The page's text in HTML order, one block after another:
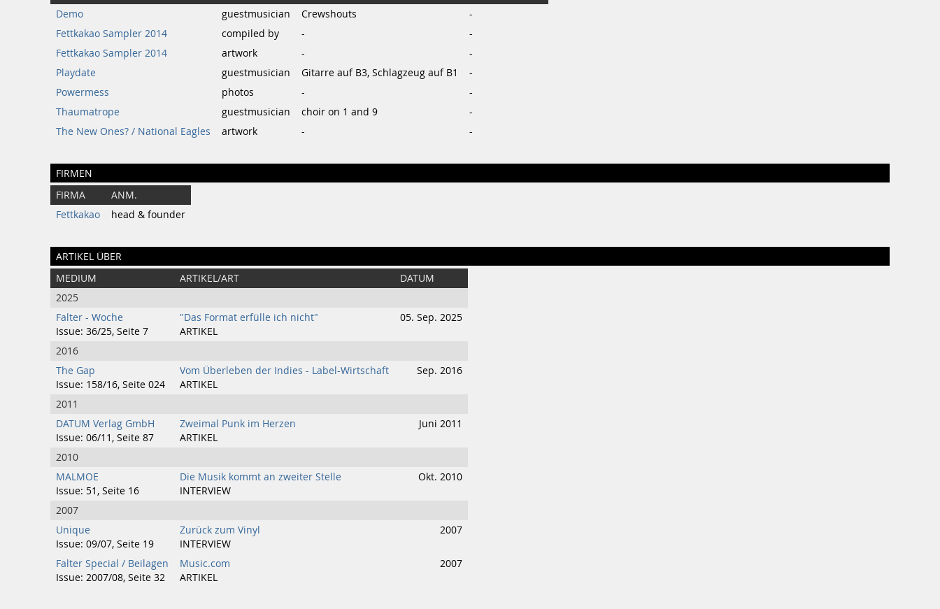
Demo
guestmusician Crewshouts
-
Fettkakao Sampler 2014
compiled by -
-
Fettkakao Sampler 2014
artwork -
-
Playdate
guestmusician Gitarre auf B3, Schlagzeug auf B1
-
Powermess
photos -
-
Thaumatrope
guestmusician choir on 1 and 9
-
The New Ones? / National Eagles
artwork - -
FIRMEN
FIRMA
ANM.
Fettkakao
head & founder
ARTIKEL ÜBER
MEDIUM ARTIKEL/ART
DATUM
2025
Falter - Woche
Issue: 36/25, Seite 7
"Das Format erfülle ich nicht"
ARTIKEL
05. Sep. 2025
2016
The Gap
Issue: 158/16, Seite 024
Vom Überleben der Indies - Label-Wirtschaft
ARTIKEL
Sep. 2016
2011
DATUM Verlag GmbH
Issue: 06/11, Seite 87
Zweimal Punk im Herzen
ARTIKEL
Juni 2011
2010
MALMOE
Issue: 51, Seite 16
Die Musik kommt an zweiter Stelle
INTERVIEW
Okt. 2010
2007
Unique
Issue: 09/07, Seite 19
Zurück zum Vinyl
INTERVIEW
2007
Falter Special / Beilagen
Issue: 2007/08, Seite 32
Music.com
ARTIKEL
2007